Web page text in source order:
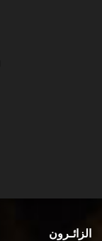
الزائـرون